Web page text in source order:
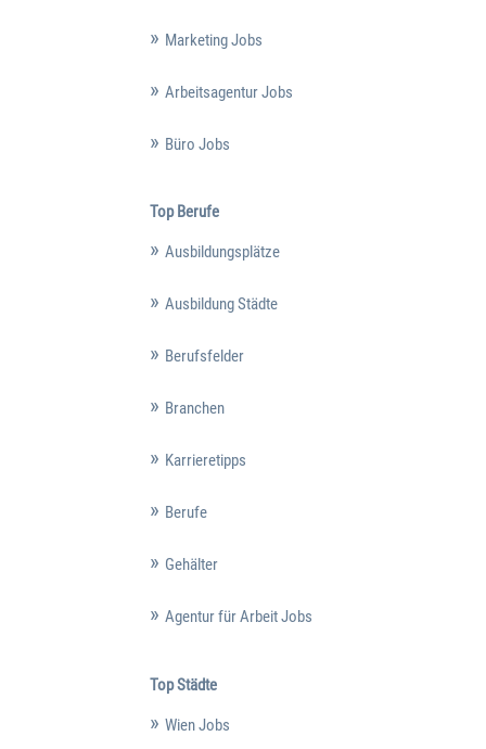
Marketing Jobs
Arbeitsagentur Jobs
Büro Jobs
Top Berufe
Ausbildungsplätze
Ausbildung Städte
Berufsfelder
Branchen
Karrieretipps
Berufe
Gehälter
Agentur für Arbeit Jobs
Top Städte
Wien Jobs